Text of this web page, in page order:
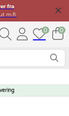
fra
m.fl.
0 0